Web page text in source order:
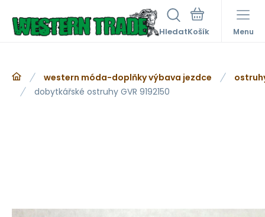
Hledat Menu
western móda-doplňky výbava jezdce
dobytkářské ostruhy GVR 9192150